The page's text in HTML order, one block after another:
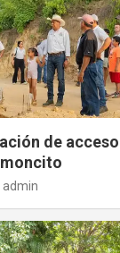
de
admin